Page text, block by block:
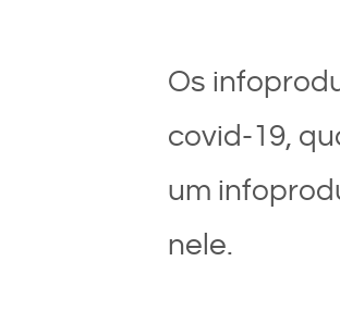
Os
covid-19,
um
nele.